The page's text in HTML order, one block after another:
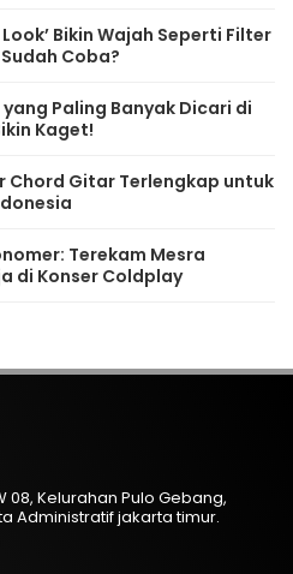
Bikin Wajah Seperti Filter
Coba?
Paling Banyak Dicari di
Kaget!
Chord Gitar Terlengkap untuk
Terekam Mesra
di Konser Coldplay
08, Kelurahan Pulo Gebang,
Administratif jakarta timur.